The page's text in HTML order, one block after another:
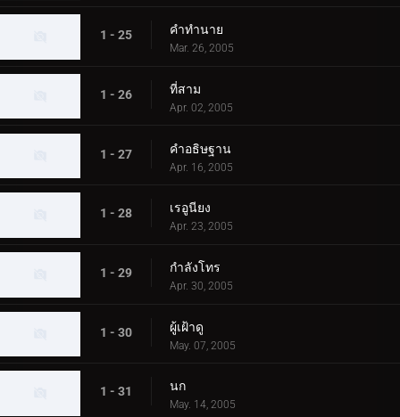
1 - 25 คำทำนาย
Mar. 26, 2005
1 - 26 ที่สาม
Apr. 02, 2005
1 - 27 คำอธิษฐาน
Apr. 16, 2005
1 - 28 เรอูนียง
Apr. 23, 2005
1 - 29 กำลังโทร
Apr. 30, 2005
1 - 30 ผู้เฝ้าดู
May. 07, 2005
1 - 31 นก
May. 14, 2005